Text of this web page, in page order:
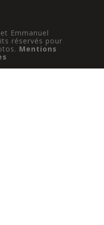
Emmanuel
réservés pour
Mentions